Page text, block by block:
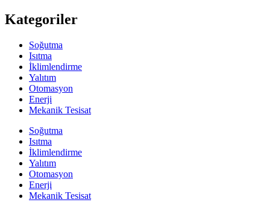
Kategoriler
Soğutma
Isıtma
İklimlendirme
Yalıtım
Otomasyon
Enerji
Mekanik Tesisat
Soğutma
Isıtma
İklimlendirme
Yalıtım
Otomasyon
Enerji
Mekanik Tesisat